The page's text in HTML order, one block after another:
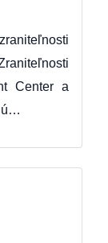
Center a